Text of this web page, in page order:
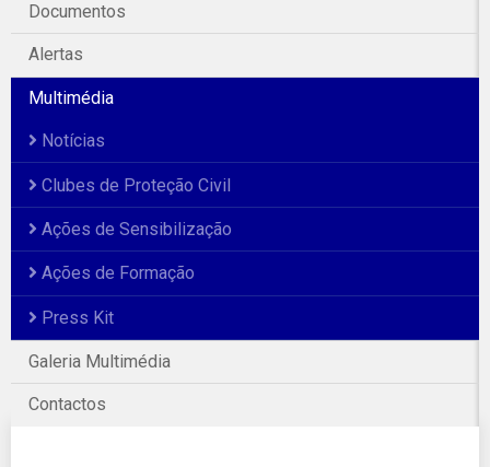
Documentos
Alertas
Multimédia
Notícias
Clubes de Proteção Civil
Ações de Sensibilização
Ações de Formação
Press Kit
Galeria Multimédia
Contactos